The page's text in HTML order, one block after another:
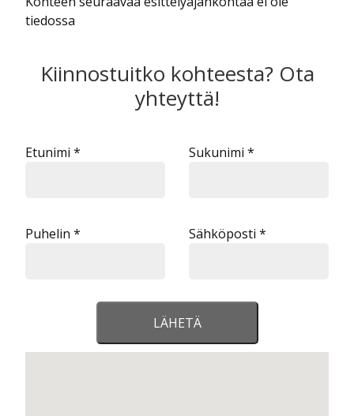
tiedossa
Kiinnostuitko kohteesta? Ota
yhteyttä!
Etunimi * Sukunimi *
Puhelin * Sähköposti *